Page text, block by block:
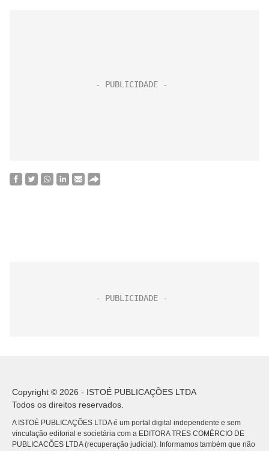
Copyright © 2026 - ISTOÉ PUBLICAÇÕES LTDA
Todos os direitos reservados.
A ISTOÉ PUBLICAÇÕES LTDA é um portal digital independente e sem
vinculação editorial e societária com a EDITORA TRES COMÉRCIO DE
PUBLICACÕES LTDA (recuperação judicial). Informamos também que não